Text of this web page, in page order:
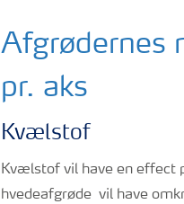
Afgrødernes
pr. aks
Kvælstof
Kvælstof vil have en effect
hvedeafgrøde vil have